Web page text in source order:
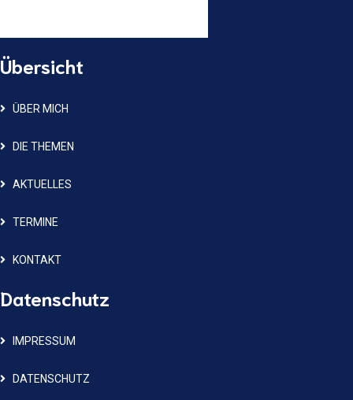
Übersicht
ÜBER MICH
DIE THEMEN
AKTUELLES
TERMINE
KONTAKT
Datenschutz
IMPRESSUM
DATENSCHUTZ